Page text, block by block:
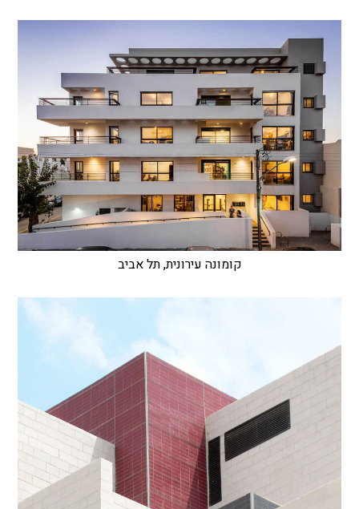
קומונה עירונית, תל אביב